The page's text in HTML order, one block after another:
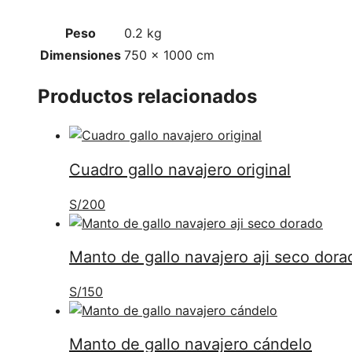
Peso
0.2 kg
Dimensiones 750 × 1000 cm
Productos relacionados
Cuadro gallo navajero original
S/200
Manto de gallo navajero aji seco
S/150
Manto de gallo navajero cándelo